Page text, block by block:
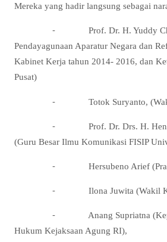
Mereka yang hadir langsung sebagai
⁃ Prof. Dr. H. Yuddy
Pendayagunaan Aparatur Negara dan
Kabinet Kerja tahun 2014- 2016, dan
Pusat)
⁃ Totok Suryanto, (Wakil
⁃ Prof. Dr. Drs. H. Henri
(Guru Besar Ilmu Komunikasi FISIP
⁃ Hersubeno Arief (Praktisi
⁃ Ilona Juwita (Wakil Ketua
⁃ Anang Supriatna (Kepala
Hukum Kejaksaan Agung RI),